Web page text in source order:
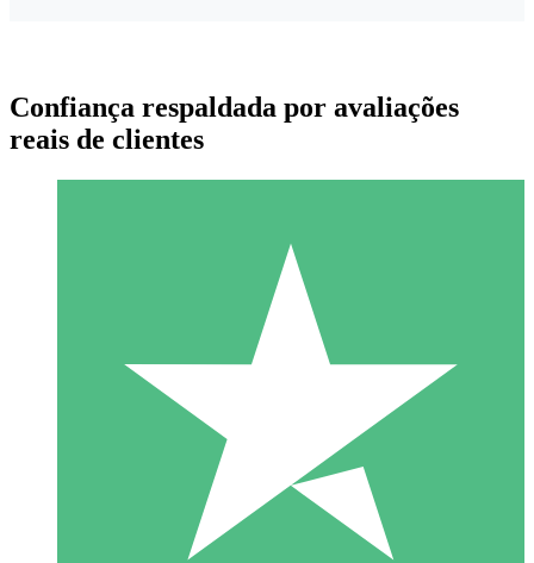
Pacotes de Créditos Individuais
Pague conforme o uso com créditos de download. Sem
1000
Confiança respaldada por avaliações
reais de clientes